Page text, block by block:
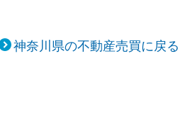
神奈川県の不動産売買に戻る